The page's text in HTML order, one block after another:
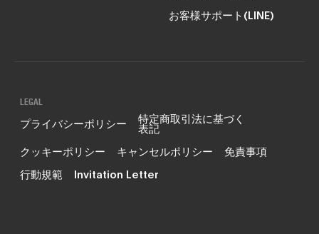
お客様サポート(LINE)
LEGAL
プライバシーポリシー 特定商取引法に基づく
表記
クッキーポリシー
キャンセルポリシー
免責事項
行動規範
Invitation Letter